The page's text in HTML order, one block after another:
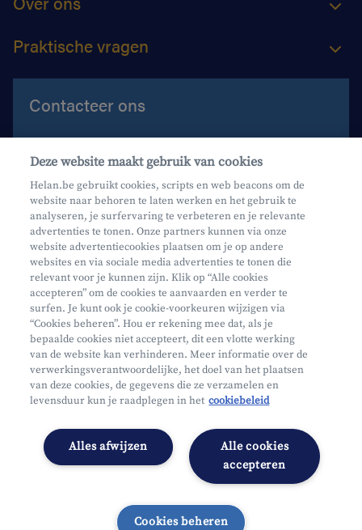
Praktische vragen
Contacteer ons
Contacteer ons
Maak een afspraak
Waar vind je ons?
Mifid
Privacy
Juridische info
Onderworpen aan de controle van CDZ
Toegankelijkheidsverklaring
Cookies beheren
Deze website maakt gebruik van cookies
Helan.be gebruikt cookies, scripts en web beacons om de
website naar behoren te laten werken en het gebruik te
analyseren, je surfervaring te verbeteren en je relevante
advertenties te tonen. Onze partners kunnen via onze
website advertentiecookies plaatsen om je op andere
websites en via sociale media advertenties te tonen die
relevant voor je kunnen zijn. Klik op “Alle cookies
accepteren” om de cookies te aanvaarden en verder te
surfen. Je kunt ook je cookie-voorkeuren wijzigen via
“Cookies beheren”. Hou er rekening mee dat, als je
bepaalde cookies niet accepteert, dit een vlotte werking
van de website kan verhinderen. Meer informatie over de
verwerkingsverantwoordelijke, het doel van het plaatsen
van deze cookies, de gegevens die ze verzamelen en
levensduur kun je raadplegen in het cookiebeleid
Alle cookies
accepteren
Alles afwijzen
Cookies beheren